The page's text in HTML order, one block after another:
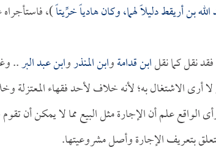
بن أريقطدليلاً لهما، وكان هادياً خرِّيتاً)، فاستأجراه
فقد نقل كما نقلابن قدامةوابن المنذروابن عبد البر..
أرى الاشتغال به؛ لأنه خلاف لأحد فقهاء
الواقع علم أن الإجارة مثل البيع مما لا يمكن أن تقوم
بتعريف الإجارة وأصل مشروعيتها.